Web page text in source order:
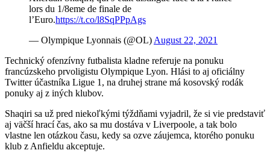
lors du 1/8eme de finale de
l’Euro.https://t.co/l8SqPPpAgs
— Olympique Lyonnais (@OL) August 22, 2021
Technický ofenzívny futbalista kladne referuje na ponuku
francúzskeho prvoligistu Olympique Lyon. Hlási to aj oficiálny
Twitter účastníka Ligue 1, na druhej strane má kosovský rodák
ponuky aj z iných klubov.
Shaqiri sa už pred niekoľkými týždňami vyjadril, že si vie predstaviť
aj väčší hrací čas, ako sa mu dostáva v Liverpoole, a tak bolo
vlastne len otázkou času, kedy sa ozve záujemca, ktorého ponuku
klub z Anfieldu akceptuje.